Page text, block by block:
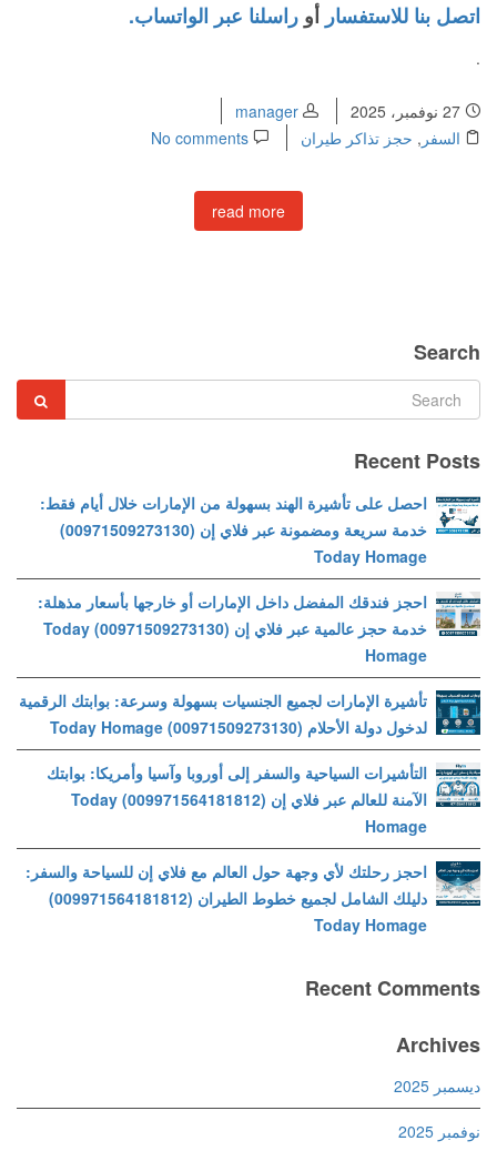
اتصل بنا للاستفسار أو راسلنا عبر الواتساب.
.
manager
السفر , حجز تذاكر طيران No comments
read more
Search
Recent Posts
احصل على تأشيرة الهند بسهولة من الإمارات خلال أيام فقط:
خدمة سريعة ومضمونة عبر فلاي إن (00971509273130)
Today Homage
احجز فندقك المفضل داخل الإمارات أو خارجها بأسعار مذهلة:
خدمة حجز عالمية عبر فلاي إن (00971509273130) Today
Homage
تأشيرة الإمارات لجميع الجنسيات بسهولة وسرعة: بوابتك الرقمية
لدخول دولة الأحلام (00971509273130) Today Homage
التأشيرات السياحية والسفر إلى أوروبا وآسيا وأمريكا: بوابتك
الآمنة للعالم عبر فلاي إن (009971564181812) Today
Homage
احجز رحلتك لأي وجهة حول العالم مع فلاي إن للسياحة والسفر:
دليلك الشامل لجميع خطوط الطيران (009971564181812)
Today Homage
Recent Comments
Archives
ديسمبر 2025
نوفمبر 2025